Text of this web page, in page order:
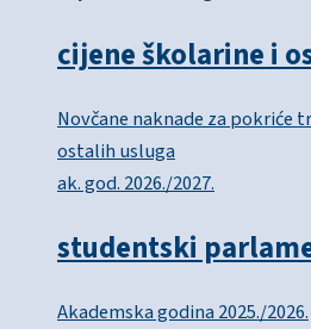
cijene školarine i
Novčane naknade za pokriće
ostalih usluga
ak. god. 2026./2027.
studentski
Akademska godina 2025./2026.